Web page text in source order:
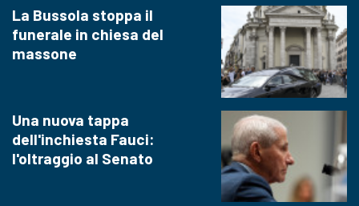
La Bussola stoppa il
funerale in chiesa del
massone
Una nuova tappa
dell'inchiesta Fauci:
l'oltraggio al Senato